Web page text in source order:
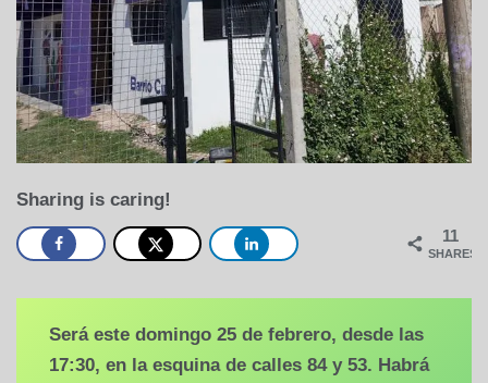
Sharing is caring!
11
SHARES
Será este domingo 25 de febrero, desde las
17:30, en la esquina de calles 84 y 53. Habrá